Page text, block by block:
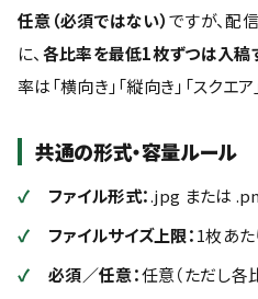
任意（必須ではない）ですが、配
に、 各比率を最低1枚ずつは入稿
率は「横向き」「縦向き」「スクエ
共通の形式・容量ルール
ファイル形式：.jpg または
ファイルサイズ上限：1枚あ
必須／任意：任意（ただし各